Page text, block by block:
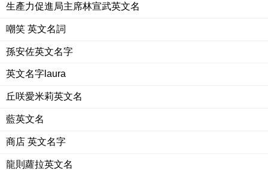
生產力促進局主席林宣武英文名
嘲笑 英文名詞
孫安佐英文名字
英文名字laura
丘咲愛米莉英文名
藍英文名
商店 英文名字
龍則蘿拉英文名